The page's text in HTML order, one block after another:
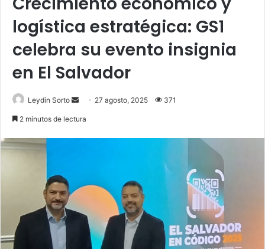
logística estratégica: GS1
celebra su evento insignia
en El Salvador
Leydin Sorto
Send 27 agosto, 2025 371
2 minutos de lectura